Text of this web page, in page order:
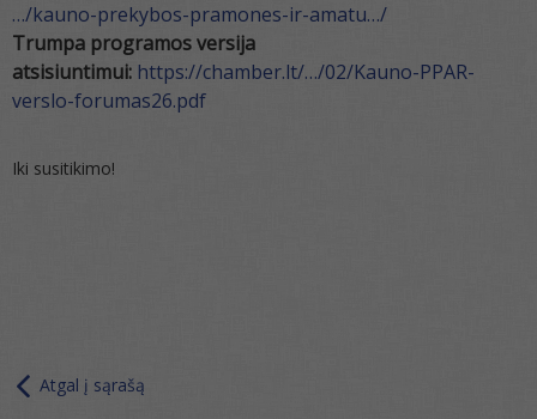
…/kauno-prekybos-pramones-ir-amatu…/
Trumpa programos versija
atsisiuntimui: https://chamber.lt/…/02/Kauno-PPAR-
verslo-forumas26.pdf
Iki susitikimo!
Atgal į sąrašą